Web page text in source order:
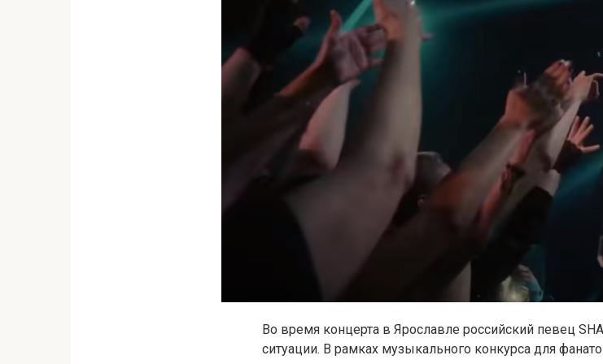
Во время концерта в Ярославле российский певец
ситуации. В рамках музыкального конкурса для